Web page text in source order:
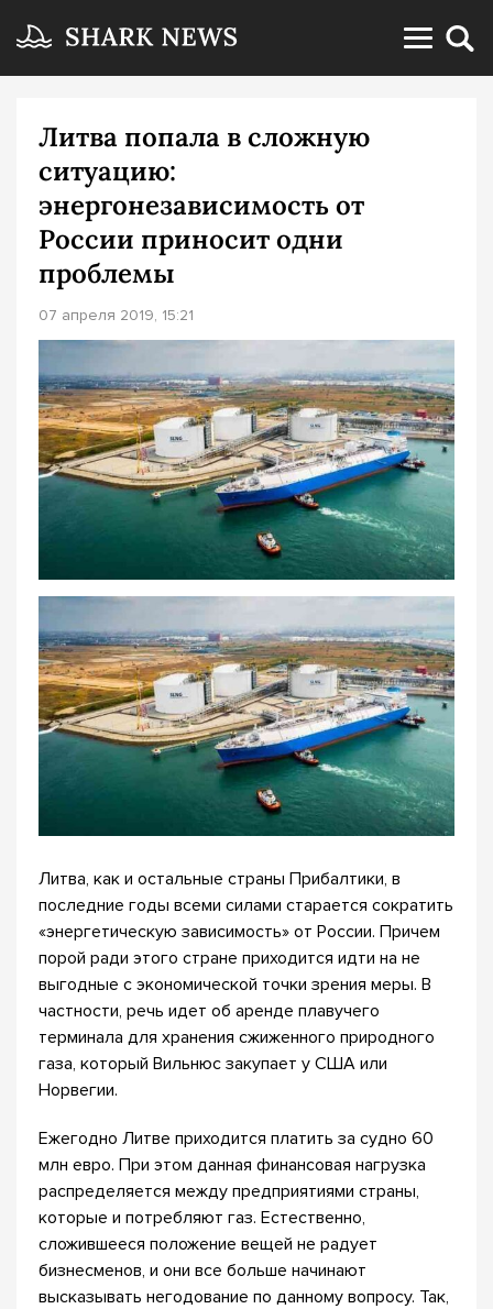
Литва попала в сложную
ситуацию:
энергонезависимость от
России приносит одни
проблемы
07 апреля 2019, 15:21
Литва, как и остальные страны Прибалтики, в
последние годы всеми силами старается сократить
«энергетическую зависимость» от России. Причем
порой ради этого стране приходится идти на не
выгодные с экономической точки зрения меры. В
частности, речь идет об аренде плавучего
терминала для хранения сжиженного природного
газа, который Вильнюс закупает у США или
Норвегии.
Ежегодно Литве приходится платить за судно 60
млн евро. При этом данная финансовая нагрузка
распределяется между предприятиями страны,
которые и потребляют газ. Естественно,
сложившееся положение вещей не радует
бизнесменов, и они все больше начинают
высказывать негодование по данному вопросу. Так,